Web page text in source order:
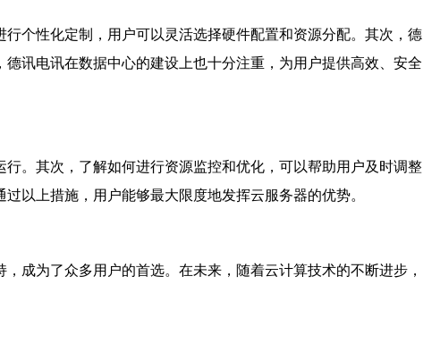
个性化定制，用户可以灵活选择硬件配置和资源分配。其次，德
讯电讯在数据中心的建设上也十分注重，为用户提供高效、安全
行。其次，了解如何进行资源监控和优化，可以帮助用户及时调整
以上措施，用户能够最大限度地发挥云服务器的优势。
成为了众多用户的首选。在未来，随着云计算技术的不断进步，